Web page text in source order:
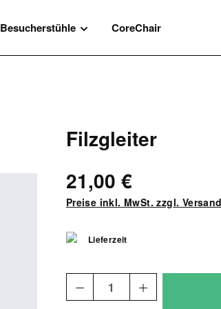
Besucherstühle CoreChair
Filzgleiter
21,00 €
Preise inkl. MwSt. zzgl.
Lieferzeit